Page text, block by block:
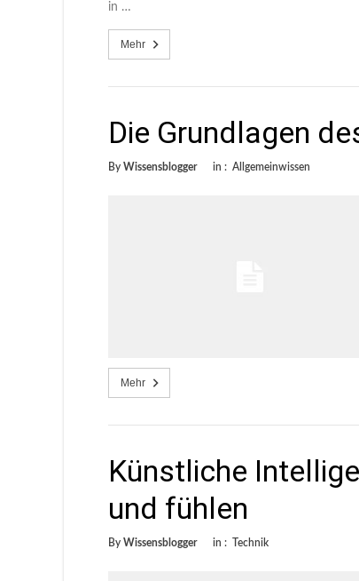
in …
Mehr
Die Grundlagen
By Wissensblogger in : Allgemeinwissen
Mehr
Künstliche
und fühlen
By Wissensblogger in : Technik